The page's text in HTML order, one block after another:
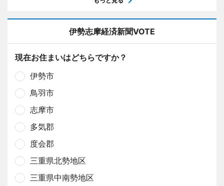
伊勢志摩経済新聞VOTE
現在お住まいはどちらですか？
伊勢市
鳥羽市
志摩市
多気郡
度会郡
三重県北勢地区
三重県中南勢地区